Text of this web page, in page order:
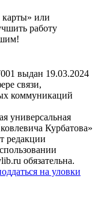
или
работу
выдан 19.03.2024
связи,
коммуникаций
универсальная
Курбатова»
редакции
обязательна.
на уловки